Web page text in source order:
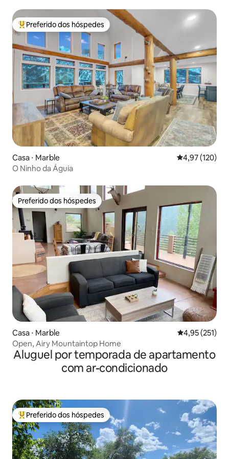
Entre os melhores preferidos dos hóspedes
Preferido dos hóspedes
Casa ⋅ Marble 4,97 de uma
4,97 (120)
O Ninho da Águia
Preferido dos hóspedes
Preferido dos hóspedes
Casa ⋅ Marble 4,95 de uma
4,95 (251)
Open, Airy Mountaintop Home
Aluguel por temporada de apartamento
com ar-condicionado
Entre os melhores preferidos dos hóspedes
Preferido dos hóspedes